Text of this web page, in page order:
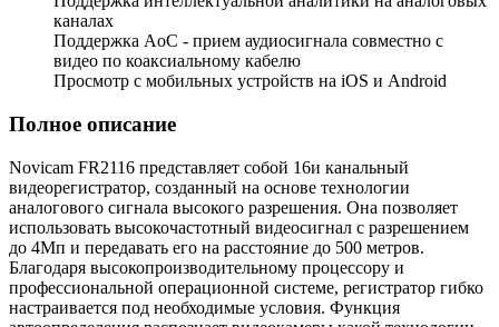
каналах
Поддержка AoC - прием аудиосигнала совместно с
видео по коаксиальному кабелю
Просмотр с мобильных устройств на iOS и Android
Полное описание
Novicam FR2116 представляет собой 16и канальный
видеорегистратор, созданный на основе технологии
аналогового сигнала высокого разрешения. Она позволяет
использовать высокочастотный видеосигнал с разрешением
до 4Мп и передавать его на расстояние до 500 метров.
Благодаря высокопроизводительному процессору и
профессиональной операционной системе, регистратор гибко
настраивается под необходимые условия. Функция